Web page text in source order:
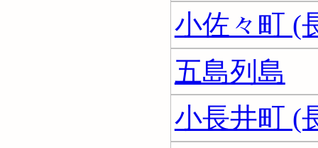
小佐々町 (
五島列島
小長井町 (